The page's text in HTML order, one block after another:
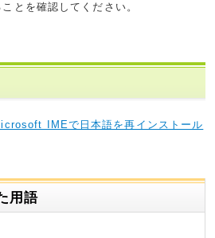
とを確認してください。
IMEで日本語を再インストール
用語